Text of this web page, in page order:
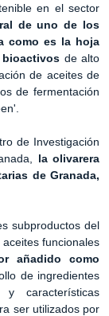
en el sector
de uno de los
como es la hoja
de alto
de aceites de
de fermentación
de Investigación
la olivarera
de Granada,
subproductos del
funcionales
añadido como
de ingredientes
y características
ser utilizados por